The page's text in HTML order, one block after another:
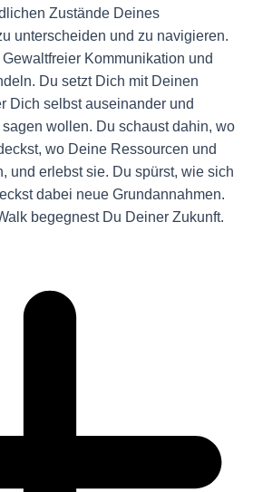
Zustände Deines
unterscheiden und zu navigieren.
Kommunikation und
Du setzt Dich mit Deinen
Dich selbst auseinander und
wollen. Du schaust dahin, wo
wo Deine Ressourcen und
und erlebst sie. Du spürst, wie sich
dabei neue Grundannahmen.
begegnest Du Deiner Zukunft.